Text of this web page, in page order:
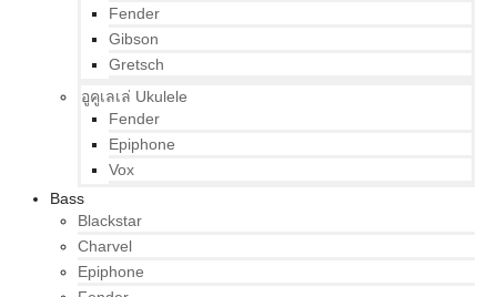
Fender
Gibson
Gretsch
อูคูเลเล่ Ukulele
Fender
Epiphone
Vox
Bass
Blackstar
Charvel
Epiphone